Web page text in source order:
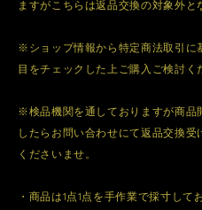
ますがこちらは返品交換の対象外と
※ショップ情報から特定商法取引に
目をチェックした上ご購入ご検討く
※検品機関を通しておりますが商品
したらお問い合わせにて返品交換
くださいませ。
・商品は1点1点を手作業で採寸し